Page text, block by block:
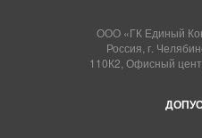
ООО «ГК Единый
Россия, г.
110К2, Офисный